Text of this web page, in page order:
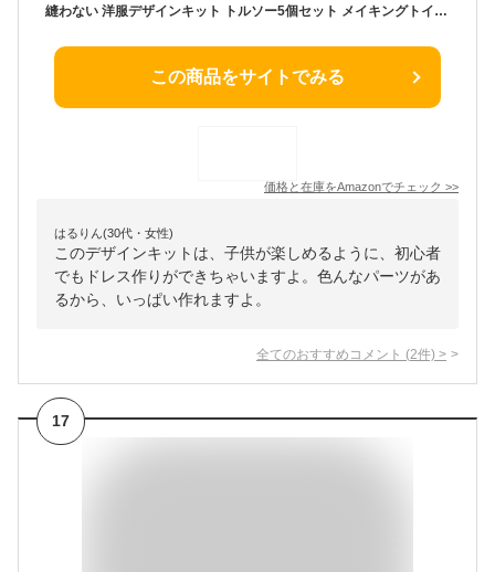
縫わない 洋服デザインキット トルソー5個セット メイキングトイ 手芸キット 洋裁 手作りキット 裁縫 おもちゃ 子供 高学年 小学生 女の子 プレゼント 誕生日 ギフト（パターンとマニュアル付き）
この商品をサイトでみる
価格と在庫をAmazonでチェック >>
はるりん(30代・女性)
このデザインキットは、子供が楽しめるように、初心者
でもドレス作りができちゃいますよ。色んなパーツがあ
るから、いっぱい作れますよ。
全てのおすすめコメント (2件) >
17